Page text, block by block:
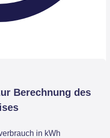
Berechnung des
in kWh